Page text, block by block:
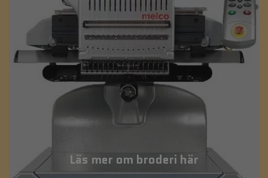
Läs mer om broderi här